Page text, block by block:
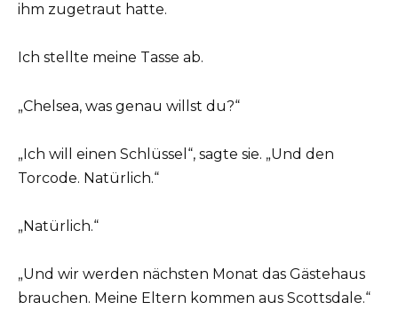
ihm zugetraut hatte.
Ich stellte meine Tasse ab.
„Chelsea, was genau willst du?“
„Ich will einen Schlüssel“, sagte sie. „Und den
Torcode. Natürlich.“
„Natürlich.“
„Und wir werden nächsten Monat das Gästehaus
brauchen. Meine Eltern kommen aus Scottsdale.“